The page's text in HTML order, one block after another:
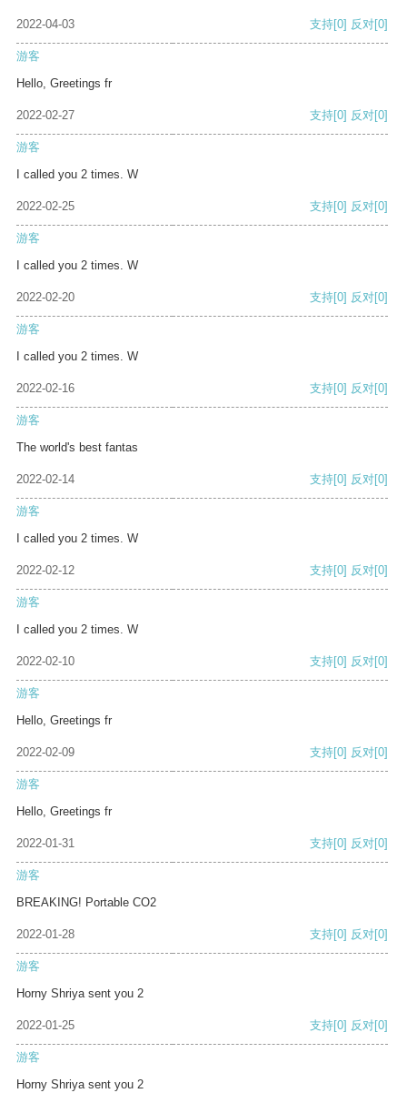
2022-04-03 支持[0] 反对[0]
游客
Hello, Greetings fr
2022-02-27 支持[0] 反对[0]
游客
I called you 2 times. W
2022-02-25 支持[0] 反对[0]
游客
I called you 2 times. W
2022-02-20 支持[0] 反对[0]
游客
I called you 2 times. W
2022-02-16 支持[0] 反对[0]
游客
The world's best fantas
2022-02-14 支持[0] 反对[0]
游客
I called you 2 times. W
2022-02-12 支持[0] 反对[0]
游客
I called you 2 times. W
2022-02-10 支持[0] 反对[0]
游客
Hello, Greetings fr
2022-02-09 支持[0] 反对[0]
游客
Hello, Greetings fr
2022-01-31 支持[0] 反对[0]
游客
BREAKING! Portable CO2
2022-01-28 支持[0] 反对[0]
游客
Horny Shriya sent you 2
2022-01-25 支持[0] 反对[0]
游客
Horny Shriya sent you 2